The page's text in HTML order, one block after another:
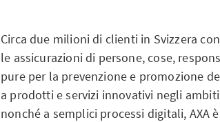
Circa due milioni di clienti in Svizzera
le assicurazioni di persone, cose,
pure per la prevenzione e promozione
a prodotti e servizi innovativi negli
nonché a semplici processi digitali,